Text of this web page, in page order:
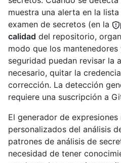
muestra una alerta en la
examen de secretos (en la
calidad del repositorio,
modo que los
seguridad puedan revisar la
necesario, quitar la
corrección. La detección
requiere una suscripción a
El generador de
personalizados del análisis
patrones de análisis de
necesidad de tener